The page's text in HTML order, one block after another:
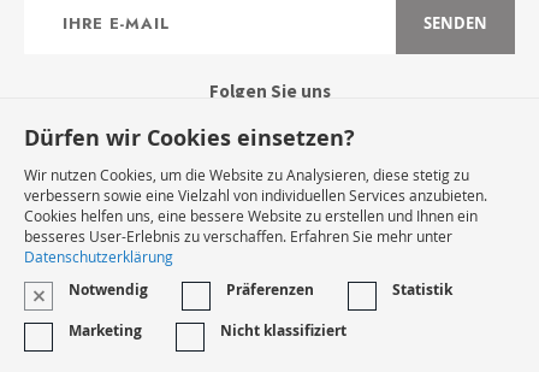
zum
SENDEN
Folgen Sie uns
Widerruf Starten
VERTRAG WIDERRUFEN
* Innerhalb Deutschlands
Dürfen wir Cookies einsetzen?
Wir nutzen Cookies, um die Website zu Analysieren, diese stetig zu
verbessern sowie eine Vielzahl von individuellen Services anzubieten.
Cookies helfen uns, eine bessere Website zu erstellen und Ihnen ein
besseres User-Erlebnis zu verschaffen. Erfahren Sie mehr unter
Datenschutzerklärung
Notwendig Präferenzen
Statistik
Marketing
Nicht klassifiziert